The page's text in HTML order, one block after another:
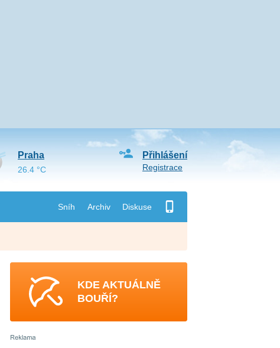
Sníh Archiv Diskuse
Přihlášení
Registrace
Praha
26.4 °C
KDE AKTUÁLNĚ
BOUŘÍ?